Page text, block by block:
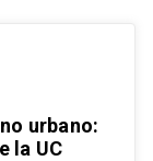
urbano:
la UC